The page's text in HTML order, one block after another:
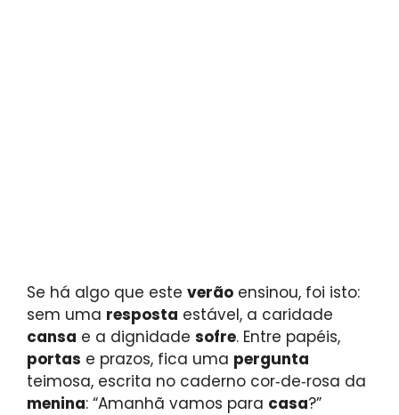
Se há algo que este verão ensinou, foi isto:
sem uma resposta estável, a caridade
cansa e a dignidade sofre. Entre papéis,
portas e prazos, fica uma pergunta
teimosa, escrita no caderno cor‑de‑rosa da
menina: “Amanhã vamos para casa?”